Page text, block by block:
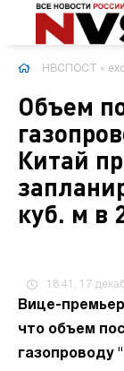
НВСПОСТ »
Объем
Китай
куб. м в
18:41, 17
Вице-
что объем
газопроводу